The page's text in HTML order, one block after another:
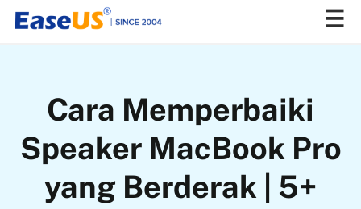
Cara Memperbaiki
Speaker MacBook Pro
yang Berderak | 5+